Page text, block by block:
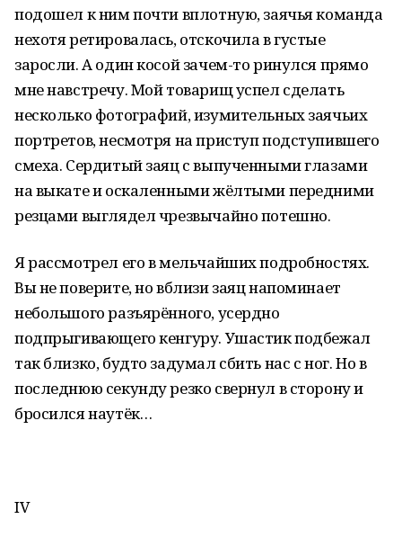
подошел к ним почти вплотную, заячья команда
нехотя ретировалась, отскочила в густые
заросли. А один косой зачем-то ринулся прямо
мне навстречу. Мой товарищ успел сделать
несколько фотографий, изумительных заячьих
портретов, несмотря на приступ подступившего
смеха. Сердитый заяц с выпученными глазами
на выкате и оскаленными жёлтыми передними
резцами выглядел чрезвычайно потешно.
Я рассмотрел его в мельчайших подробностях.
Вы не поверите, но вблизи заяц напоминает
небольшого разъярённого, усердно
подпрыгивающего кенгуру. Ушастик подбежал
так близко, будто задумал сбить нас с ног. Но в
последнюю секунду резко свернул в сторону и
бросился наутёк…
IV